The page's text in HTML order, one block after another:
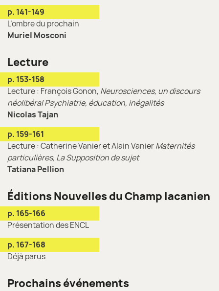
p. 141-149
L’ombre du prochain
Muriel Mosconi
Lecture
p. 153-158
Lecture : François Gonon, Neurosciences, un discours
néolibéral Psychiatrie, éducation, inégalités
Nicolas Tajan
p. 159-161
Lecture : Catherine Vanier et Alain VanierMaternités
particulières, La Supposition de sujet
Tatiana Pellion
Éditions Nouvelles du Champ lacanien
p. 165-166
Présentation des ENCL
p. 167-168
Déjà parus
Prochains événements